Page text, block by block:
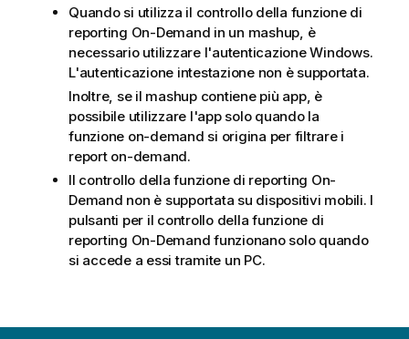
Quando si utilizza il controllo della funzione di
reporting On-Demand in un mashup, è
necessario utilizzare l'autenticazione Windows.
L'autenticazione intestazione non è supportata.
Inoltre, se il mashup contiene più app, è
possibile utilizzare l'app solo quando la
funzione on-demand si origina per filtrare i
report on-demand.
Il controllo della funzione di reporting On-
Demand non è supportata su dispositivi mobili. I
pulsanti per il controllo della funzione di
reporting On-Demand funzionano solo quando
si accede a essi tramite un PC.